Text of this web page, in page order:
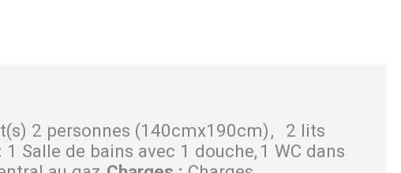
2 personnes (140cmx190cm)
2 lits
1 Salle de bains avec 1 douche 1 WC dans